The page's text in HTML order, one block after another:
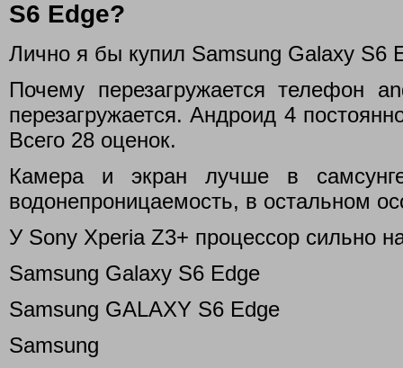
S6 Edge?
Лично я бы купил Samsung Galaxy S6
Почему перезагружается телефон
перезагружается. Андроид 4
Всего 28 оценок.
Камера и экран лучше в
водонепроницаемость, в остальном
У Sony Xperia Z3+ процессор сильно
Samsung Galaxy S6 Edge
Samsung GALAXY S6 Edge
Samsung